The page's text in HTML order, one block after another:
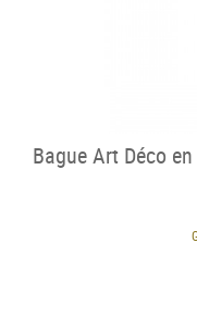
Bague Art Déco